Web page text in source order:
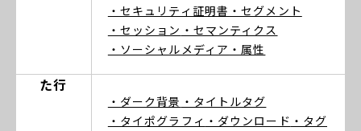
・セキュリティ証明書 ・セグメント
・セッション ・セマンティクス
・ソーシャルメディア ・属性
た行
・ダーク背景 ・タイトルタグ
・タイポグラフィ ・ダウンロード ・タグ